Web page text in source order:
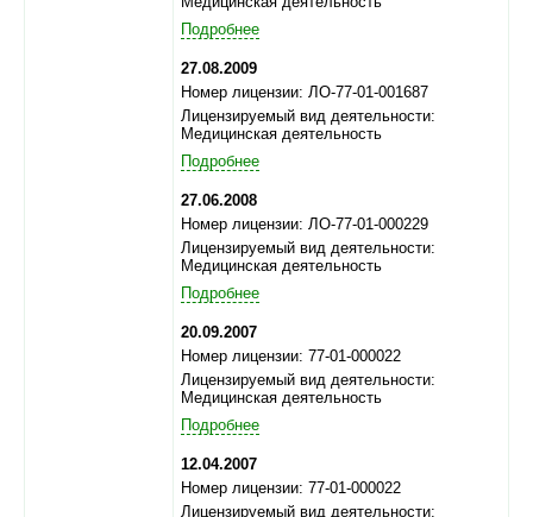
Подробнее
27.08.2009
Номер лицензии: ЛО-77-01-001687
Лицензируемый вид деятельности:
Медицинская деятельность
Подробнее
27.06.2008
Номер лицензии: ЛО-77-01-000229
Лицензируемый вид деятельности:
Медицинская деятельность
Подробнее
20.09.2007
Номер лицензии: 77-01-000022
Лицензируемый вид деятельности:
Медицинская деятельность
Подробнее
12.04.2007
Номер лицензии: 77-01-000022
Лицензируемый вид деятельности: